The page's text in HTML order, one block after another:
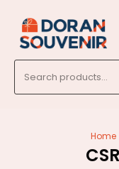
for:
Home